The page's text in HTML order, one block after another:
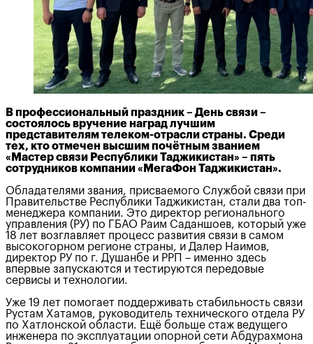
В профессиональный праздник – День связи –
состоялось вручение наград лучшим
представителям телеком-отрасли страны. Среди
тех, кто отмечен высшим почётным званием
«Мастер связи Республики Таджикистан» – пять
сотрудников компании «МегаФон Таджикистан».
Обладателями звания, присваемого Службой связи при
Правительстве Республики Таджикистан, стали два топ-
менеджера компании. Это директор регионального
управления (РУ) по ГБАО Раим Саданшоев, который уже
18 лет возглавляет процесс развития связи в самом
высокогорном регионе страны, и Далер Наимов,
директор РУ по г. Душанбе и РРП – именно здесь
впервые запускаются и тестируются передовые
сервисы и технологии.
Уже 19 лет помогает поддерживать стабильность связи
Рустам Хатамов, руководитель технического отдела РУ
по Хатлонской области. Ещё больше стаж ведущего
инженера по эксплуатации опорной сети Абдурахмона